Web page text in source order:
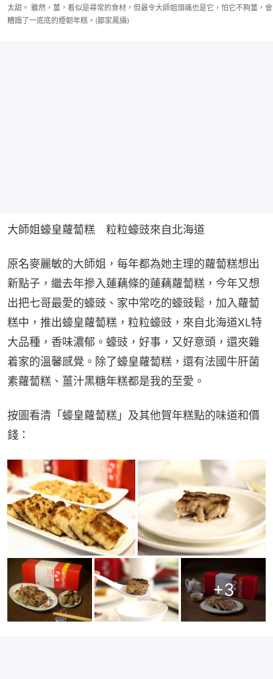
太甜。 雖然，薑，看似是尋常的食材，但最令大師姐頭痛也是它，怕它不夠薑，會
糟蹋了一底底的煙韌年糕。(鄒家鳳攝)
大師姐蠔皇蘿蔔糕　粒粒蠔豉來自北海道
原名麥麗敏的大師姐，每年都為她主理的蘿蔔糕想出
新點子，繼去年摻入蓮藕條的蓮藕蘿蔔糕，今年又想
出把七哥最愛的蠔豉、家中常吃的蠔豉鬆，加入蘿蔔
糕中，推出蠔皇蘿蔔糕，粒粒蠔豉，來自北海道XL特
大品種，香味濃郁。蠔豉，好事，又好意頭，還夾雜
着家的溫馨感覺。除了蠔皇蘿蔔糕，還有法國牛肝菌
素蘿蔔糕、薑汁黑糖年糕都是我的至愛。
按圖看清「蠔皇蘿蔔糕」及其他賀年糕點的味道和價
錢：
+3